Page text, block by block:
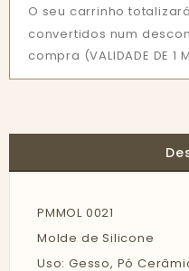
O seu carrinho
convertidos num
compra (VALIDADE DE 1
PMMOL 0021
Molde de Silicone
Uso: Gesso, Pó